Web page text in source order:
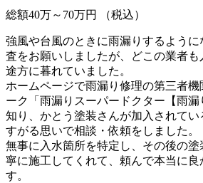
総額40万～ 70万円 （税込）
強風や台風のときに雨漏りするよう
査をお願いしましたが、どこの業者も
途方に暮れていました。
ホームページで雨漏り修理の第三者
ーク「雨漏りスーパードクター【雨
知り、かとう塗装さんが加入されて
すがる思いで相談・依頼をしました。
無事に入水箇所を特定し、その後の
寧に施工してくれて、頼んで本当に良
す。